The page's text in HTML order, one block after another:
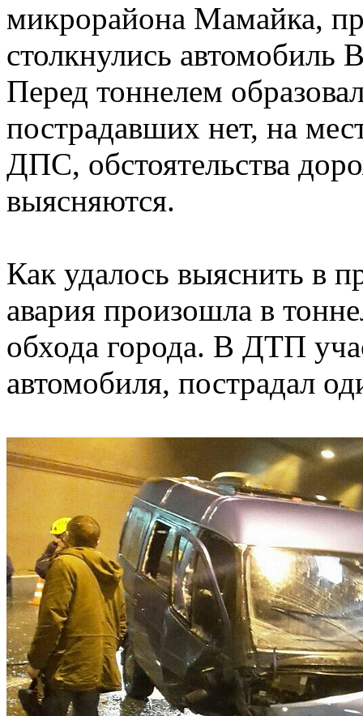
микрорайона Мамайка,
столкнулись автомобиль
Перед тоннелем
пострадавших нет, на
ДПС, обстоятельства
выясняются.
Как удалось выяснить в
авария произошла в
обхода города. В ДТП
автомобиля, пострадал